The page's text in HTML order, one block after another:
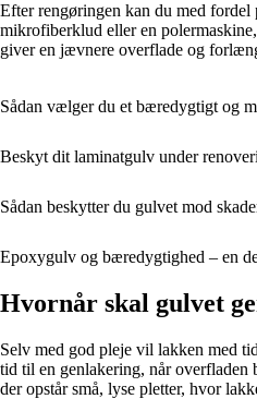
Efter rengøringen kan du med fordel
mikrofiberklud eller en
giver en jævnere overflade og
Sådan vælger du et bæredygtigt og
Beskyt dit laminatgulv under
Sådan beskytter du gulvet mod
Epoxygulv og bæredygtighed – en
Hvornår skal gulvet
Selv med god pleje vil lakken med
tid til en genlakering, når overfladen
der opstår små, lyse pletter, hvor